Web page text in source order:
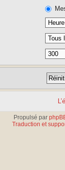
Propulsé par
Traduction et